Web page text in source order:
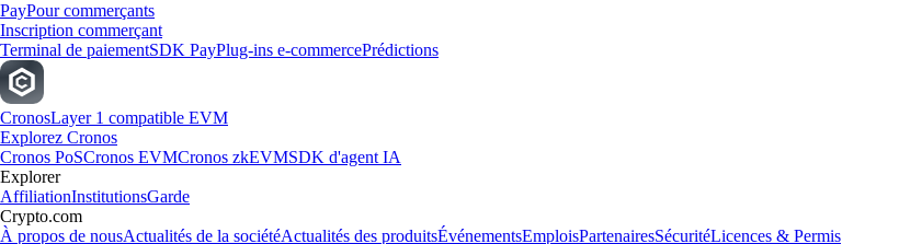
PayPour commerçants
Inscription commerçant
Terminal de paiementSDK PayPlug-ins e-commercePrédictions
CronosLayer 1 compatible EVM
Explorez Cronos
Cronos PoSCronos EVMCronos zkEVMSDK d'agent IA
Explorer
AffiliationInstitutionsGarde
Crypto.com
À propos de nousActualités de la sociétéActualités des produitsÉvénementsEmploisPartenairesSécuritéLicences & Permis